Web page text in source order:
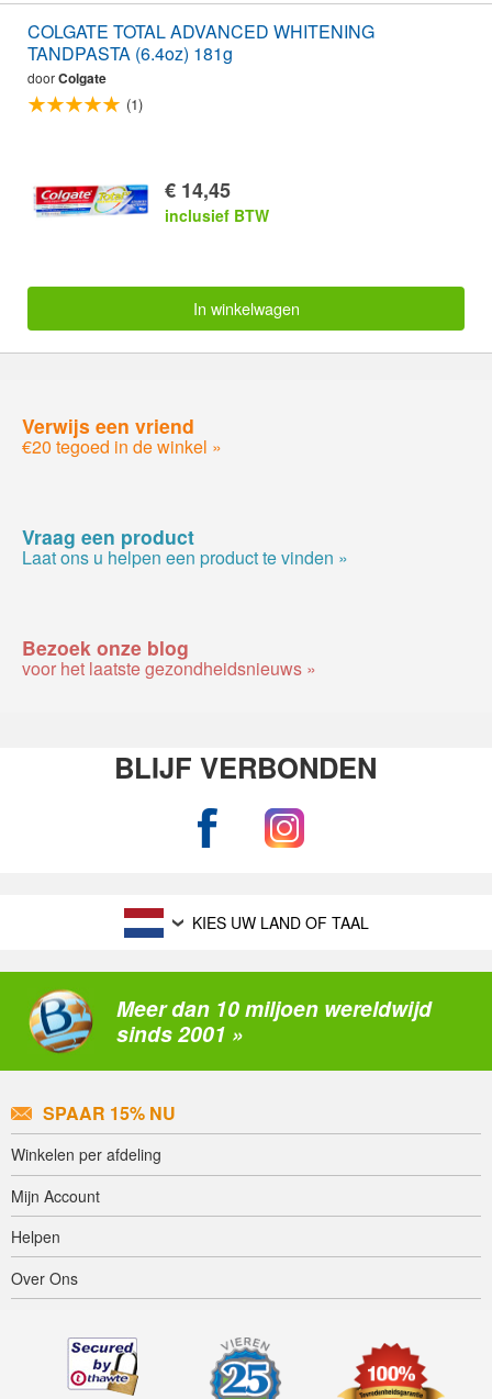
COLGATE TOTAL ADVANCED WHITENING
TANDPASTA (6.4oz) 181g
doorColgate
(1)
€ 14,45
inclusief BTW
In winkelwagen
Verwijs een vriend
€20 tegoed in de winkel »
Vraag een product
Laat ons u helpen een product te vinden »
Bezoek onze blog
voor het laatste gezondheidsnieuws »
BLIJF VERBONDEN
KIES UW LAND OF TAAL
Meer dan 10 miljoen wereldwijd
sinds 2001 »
SPAAR 15% NU
Winkelen per afdeling
Mijn Account
Helpen
Over Ons